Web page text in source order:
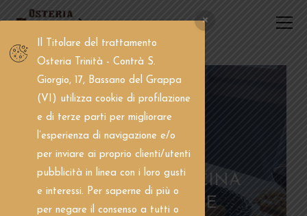
LA NOSTRA CUCINA
È TRADIZIONE
Il Titolare del trattamento
Osteria Trinità - Contrà S.
Giorgio, 17, Bassano del Grappa
(VI) utilizza cookie di profilazione
e di terze parti per migliorare
l’esperienza di navigazione e/o
per inviare ai proprio clienti/utenti
pubblicità in linea con i loro gusti
e interessi. Per saperne di più o
per negare il consenso a tutti o